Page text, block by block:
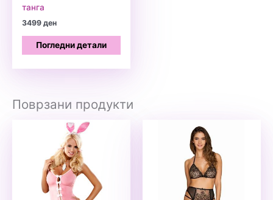
танга
3499ден
Погледни детали
Поврзани продукти